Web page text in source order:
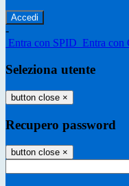
-
Entra con SPID Entra con
Seleziona utente
button close ×
Recupero password
button close ×